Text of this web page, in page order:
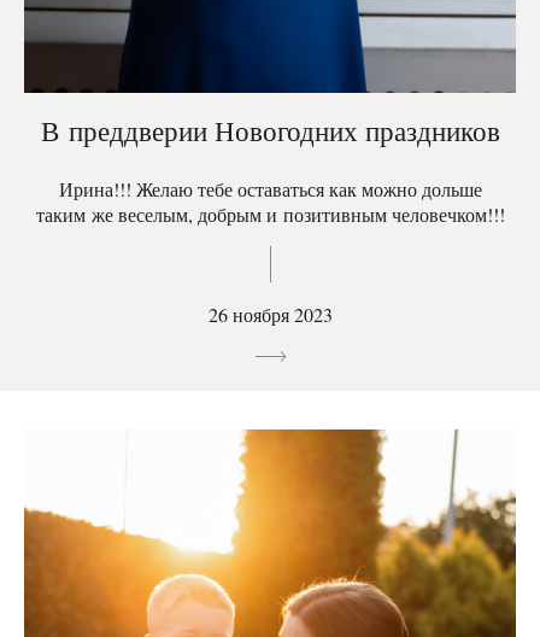
В преддверии Новогодних праздников
Ирина!!! Желаю тебе оставаться как можно дольше
таким же веселым, добрым и позитивным человечком!!!
26 ноября 2023